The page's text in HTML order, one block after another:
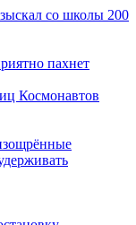
со школы 200
пахнет
Космонавтов